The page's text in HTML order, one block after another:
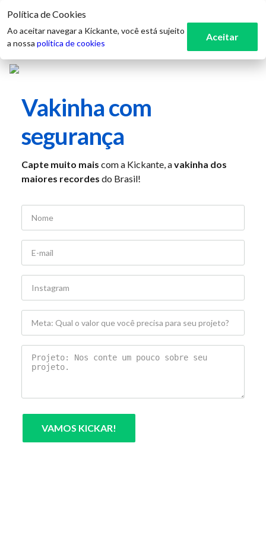
Vakinha com
segurança
Capte muito mais com a Kickante, avakinha dos
maiores recordes do Brasil!
VAMOS KICKAR!
Política de Cookies
Ao aceitar navegar a Kickante, você está sujeito
a nossa política de cookies
Aceitar